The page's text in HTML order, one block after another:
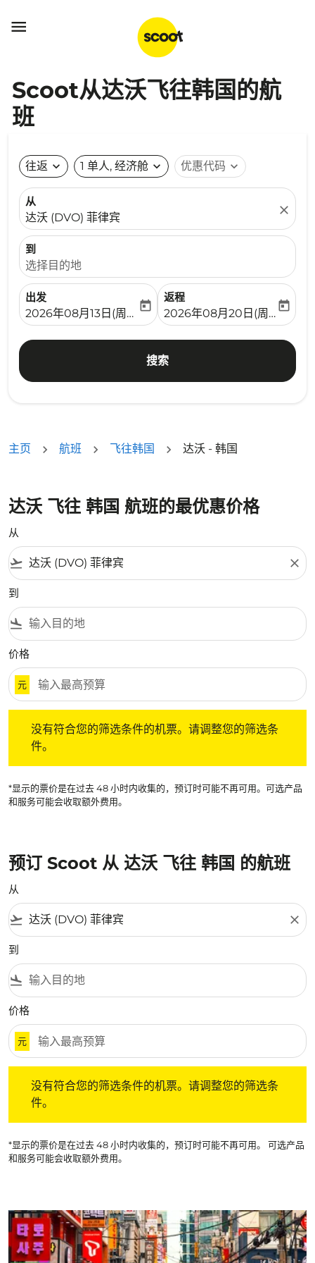

Scoot从达沃飞往韩国的航
班
往返 expand_more 1 单人, 经济舱 expand_more 优惠代码 expand_more
从
达沃 (DVO) 菲律宾
close
到
选择目的地
出发
fc-booking-departure-date-aria-label
2026年08月13日(周四)
today
返程
fc-booking-return-date-
2026年08月20日(周四)
today
搜索
主页 航班 飞往韩国 达沃 - 韩国
达沃 飞往 韩国 航班的最优惠价格
从
flight_takeoff close
到
flight_land
价格
元
没有符合您的筛选条件的机票。请调整您的筛选条
件。
*显示的票价是在过去 48 小时内收集的，预订时可能不再可用。可选产品
和服务可能会收取额外费用。
预订 Scoot 从 达沃 飞往 韩国 的航班
从
flight_takeoff close
到
flight_land
价格
元
没有符合您的筛选条件的机票。请调整您的筛选条
件。
*显示的票价是在过去 48 小时内收集的，预订时可能不再可用。 可选产品
和服务可能会收取额外费用。